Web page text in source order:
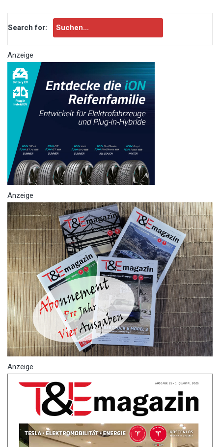
Search for:
Anzeige
Anzeige
Anzeige